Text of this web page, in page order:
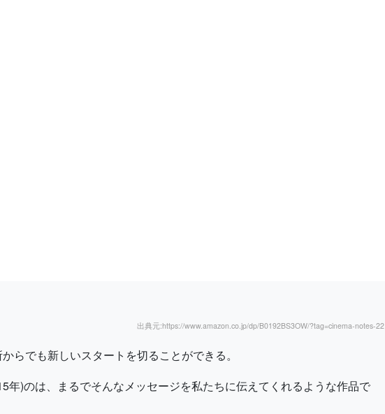
出典元:https://www.amazon.co.jp/dp/B0192BS3OW/?tag=cinema-notes-22
らでも新しいスタートを切ることができる。
年)のは、まるでそんなメッセージを私たちに伝えてくれるような作品で